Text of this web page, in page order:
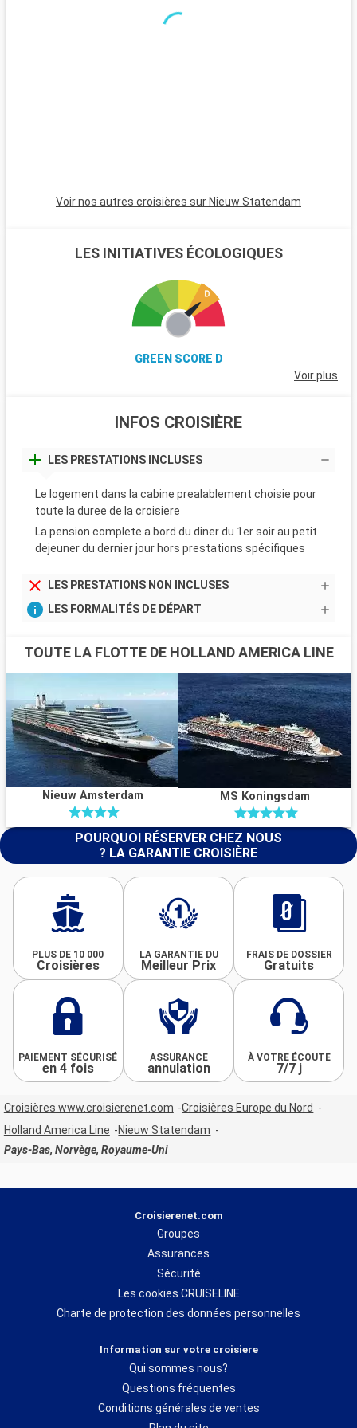
Voir nos autres croisières sur Nieuw Statendam
LES INITIATIVES ÉCOLOGIQUES
GREEN SCORE D
Voir plus
INFOS CROISIÈRE
LES PRESTATIONS INCLUSES
Le logement dans la cabine prealablement choisie pour
toute la duree de la croisiere
La pension complete a bord du diner du 1er soir au petit
dejeuner du dernier jour hors prestations spécifiques
LES PRESTATIONS NON INCLUSES
LES FORMALITÉS DE DÉPART
TOUTE LA FLOTTE DE HOLLAND AMERICA LINE
Nieuw Amsterdam MS Koningsdam
POURQUOI RÉSERVER CHEZ NOUS
? LA GARANTIE CROISIÈRE
PLUS DE 10 000
Croisières
LA GARANTIE DU
Meilleur Prix
FRAIS DE DOSSIER
Gratuits
PAIEMENT SÉCURISÉ
en 4 fois
ASSURANCE
annulation
À VOTRE ÉCOUTE
7/7 j
Croisières www.croisierenet.com
Croisières Europe du Nord
Holland America Line
Nieuw Statendam
Pays-Bas, Norvège, Royaume-Uni
Croisierenet.com
Groupes
Assurances
Sécurité
Les cookies CRUISELINE
Charte de protection des données personnelles
Information sur votre croisiere
Qui sommes nous?
Questions fréquentes
Conditions générales de ventes